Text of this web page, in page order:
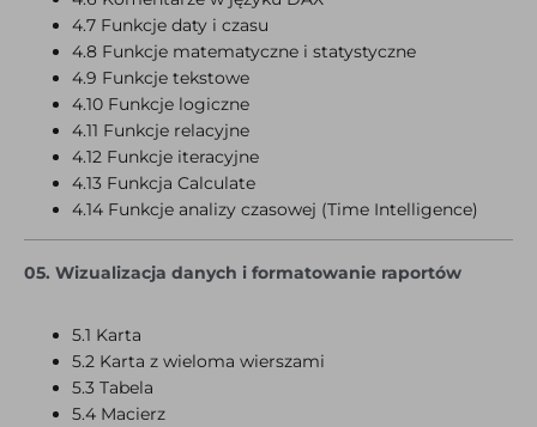
4.7 Funkcje daty i czasu
4.8 Funkcje matematyczne i statystyczne
4.9 Funkcje tekstowe
4.10 Funkcje logiczne
4.11 Funkcje relacyjne
4.12 Funkcje iteracyjne
4.13 Funkcja Calculate
4.14 Funkcje analizy czasowej (Time Intelligence)
05. Wizualizacja danych i formatowanie raportów
5.1 Karta
5.2 Karta z wieloma wierszami
5.3 Tabela
5.4 Macierz